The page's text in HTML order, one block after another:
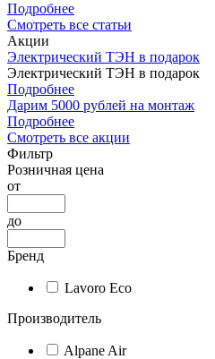
Подробнее
Смотреть все статьи
Акции
Электрический ТЭН в подарок
Электрический ТЭН в подарок
Подробнее
Дарим 5000 рублей на монтаж
Подробнее
Смотреть все акции
Фильтр
Розничная цена
от
до
Бренд
Lavoro Eco
Производитель
Alpane Air